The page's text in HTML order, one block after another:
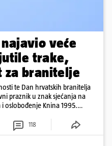
veće
trake,
za branitelje
te Dan hrvatskih branitelja
praznik u znak sjećanja na
oslobođenje Knina 1995.
118